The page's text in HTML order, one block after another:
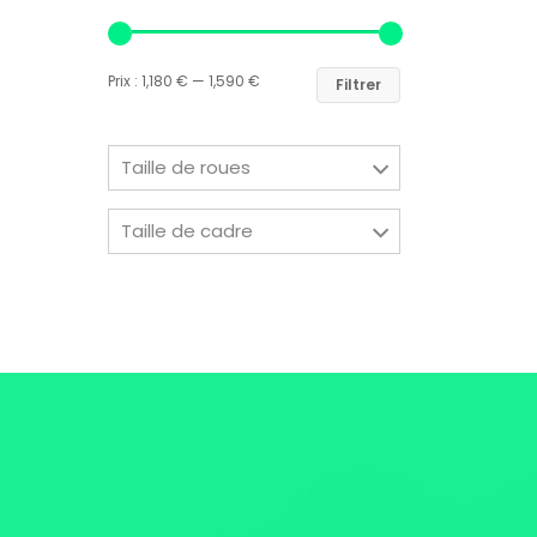
Filtrer
Prix : 1,180 € — 1,590 €
Taille de roues
Taille de cadre